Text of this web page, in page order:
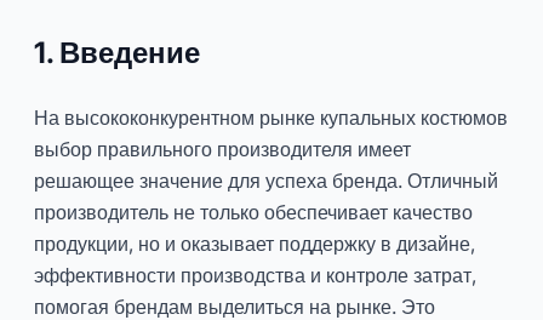
производителя купальников
2025-04 Даюй
Консультироваться Сейчас
1. Введение
На высококонкурентном рынке купальных костюмов
выбор правильного производителя имеет
решающее значение для успеха бренда. Отличный
производитель не только обеспечивает качество
продукции, но и оказывает поддержку в дизайне,
эффективности производства и контроле затрат,
помогая брендам выделиться на рынке. Это